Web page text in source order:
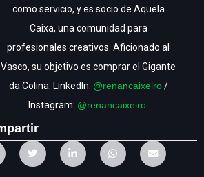
como servicio, y es socio de Aquela
Caixa, una comunidad para
profesionales creativos. Aficionado al
Vasco, su objetivo es comprar el Gigante
da Colina. LinkedIn: @renancaixeiro/
Instagram: @renancaixeiro